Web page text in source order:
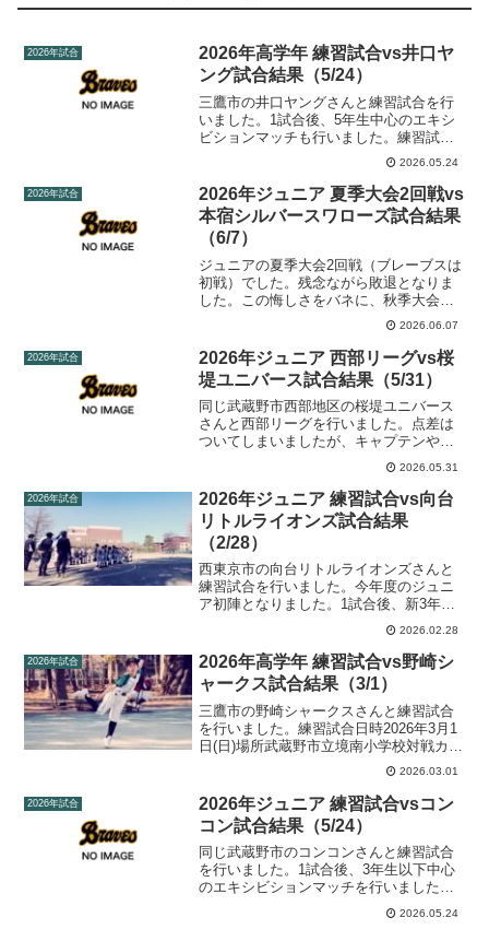
2026年試合
2026年高学年 練習試合vs井口ヤ
ング試合結果（5/24）
三鷹市の井口ヤングさんと練習試合を行
いました。1試合後、5年生中心のエキシ
ビションマッチも行いました。練習試合
日時2026年5月24日(日)場所小金井公園野
球場対戦カード境南ブレーブス vs 井口ヤ
ング試合結果第1試合チーム123456R境...
2026.05.24
2026年試合
2026年ジュニア 夏季大会2回戦vs
本宿シルバースワローズ試合結果
（6/7）
ジュニアの夏季大会2回戦（ブレーブスは
初戦）でした。残念ながら敗退となりま
した。この悔しさをバネに、秋季大会ま
でにレベルアップしていこう！夏季大会2
回戦日時2026年6月7日(日)場所武蔵野市
立本宿小学校対戦カード本宿シルバース
ワローズJr...
2026.06.07
2026年試合
2026年ジュニア 西部リーグvs桜
堤ユニバース試合結果（5/31）
同じ武蔵野市西部地区の桜堤ユニバース
さんと西部リーグを行いました。点差は
ついてしまいましたが、キャプテンや数
名4年生不在の中、新ポジションにチャレ
ンジするなど、経験を積むことができま
した。練習試合日時2026年5月31日(日)場
所武蔵野市立...
2026.05.31
2026年試合
2026年ジュニア 練習試合vs向台
リトルライオンズ試合結果
（2/28）
西東京市の向台リトルライオンズさんと
練習試合を行いました。今年度のジュニ
ア初陣となりました。1試合後、新3年生
以下中心のエキシビションマッチも行い
ました。練習試合日時2026年2月28日(土)
場所旧桜堤小グラウンド対戦カード向台
リトルライオ...
2026.02.28
2026年試合
2026年高学年 練習試合vs野崎シ
ャークス試合結果（3/1）
三鷹市の野崎シャークスさんと練習試合
を行いました。練習試合日時2026年3月1
日(日)場所武蔵野市立境南小学校対戦カー
ド境南ブレーブス vs 野崎シャークス試合
結果チーム123456R境南ブレーブス
1000203野崎シャークス20007x9...
2026.03.01
2026年試合
2026年ジュニア 練習試合vsコン
コン試合結果（5/24）
同じ武蔵野市のコンコンさんと練習試合
を行いました。1試合後、3年生以下中心
のエキシビションマッチを行いました。
練習試合日時2026年5月24日(日)場所武蔵
野市立境南小学校対戦カード境南ブレー
2026.05.24